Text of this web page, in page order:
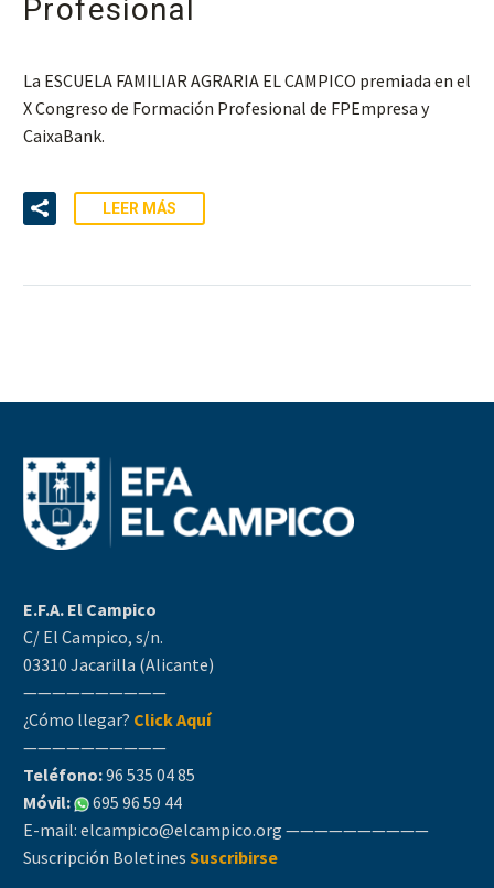
Profesional
La ESCUELA FAMILIAR AGRARIA EL CAMPICO premiada en el
X Congreso de Formación Profesional de FPEmpresa y
CaixaBank.
LEER MÁS
E.F.A. El Campico
C/ El Campico, s/n.
03310 Jacarilla (Alicante)
——————————
¿Cómo llegar? Click Aquí
——————————
Teléfono:96 535 04 85
Móvil:
695 96 59 44
E-mail: elcampico@elcampico.org ——————————
Suscripción Boletines Suscribirse